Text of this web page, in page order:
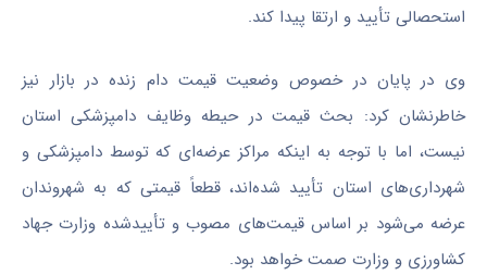
استحصالی تأیید و ارتقا پیدا کند.
وی در پایان در خصوص وضعیت قیمت دام زنده در بازار نیز
خاطرنشان کرد: بحث قیمت در حیطه وظایف دامپزشکی استان
نیست، اما با توجه به اینکه مراکز عرضه‌ای که توسط دامپزشکی و
شهرداری‌های استان تأیید شده‌اند، قطعاً قیمتی که به شهروندان
عرضه می‌شود بر اساس قیمت‌های مصوب و تأییدشده وزارت جهاد
کشاورزی و وزارت صمت خواهد بود.